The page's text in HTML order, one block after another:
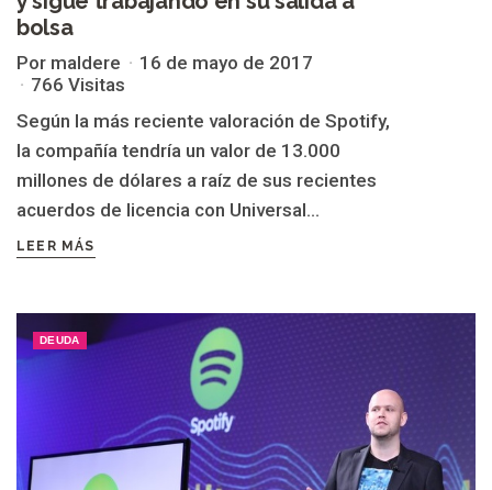
bolsa
Por maldere
16 de mayo de 2017
766 Visitas
Según la más reciente valoración de Spotify,
la compañía tendría un valor de 13.000
millones de dólares a raíz de sus recientes
acuerdos de licencia con Universal...
LEER MÁS
DEUDA